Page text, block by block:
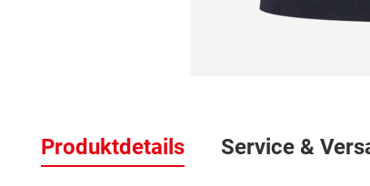
Bildergalerie
springen
Produktdetails Service &